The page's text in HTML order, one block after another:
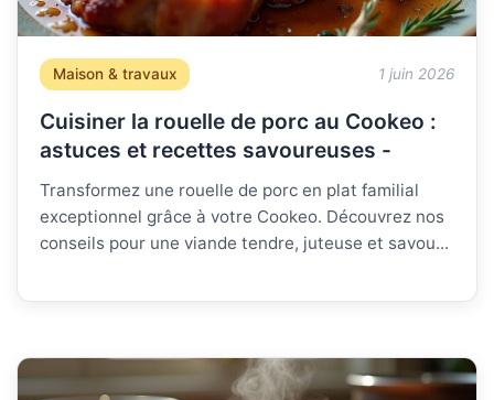
Maison & travaux 1 juin 2026
Cuisiner la rouelle de porc au Cookeo :
astuces et recettes savoureuses -
Transformez une rouelle de porc en plat familial
exceptionnel grâce à votre Cookeo. Découvrez nos
conseils pour une viande tendre, juteuse et savou...